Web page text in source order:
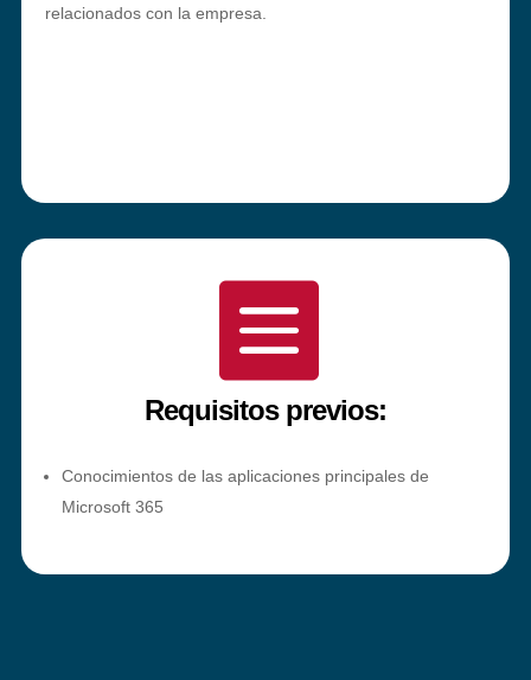
relacionados con la empresa.

Requisitos previos:
Conocimientos de las aplicaciones principales de
Microsoft 365